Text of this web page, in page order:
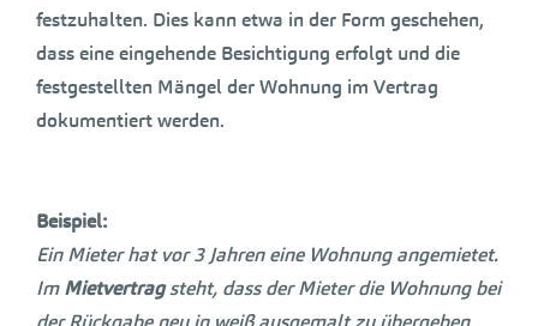
festzuhalten. Dies kann etwa in der Form geschehen,
dass eine eingehende Besichtigung erfolgt und die
festgestellten Mängel der Wohnung im Vertrag
dokumentiert werden.
Beispiel:
Ein Mieter hat vor 3 Jahren eine Wohnung angemietet.
ImMietvertragsteht, dass der Mieter die Wohnung bei